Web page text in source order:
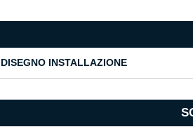
DISEGNO INSTALLAZIONE